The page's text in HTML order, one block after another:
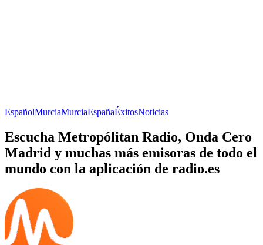
EspañolMurciaMurciaEspañaÉxitosNoticias
Escucha Metropólitan Radio, Onda Cero
Madrid y muchas más emisoras de todo el
mundo con la aplicación de radio.es